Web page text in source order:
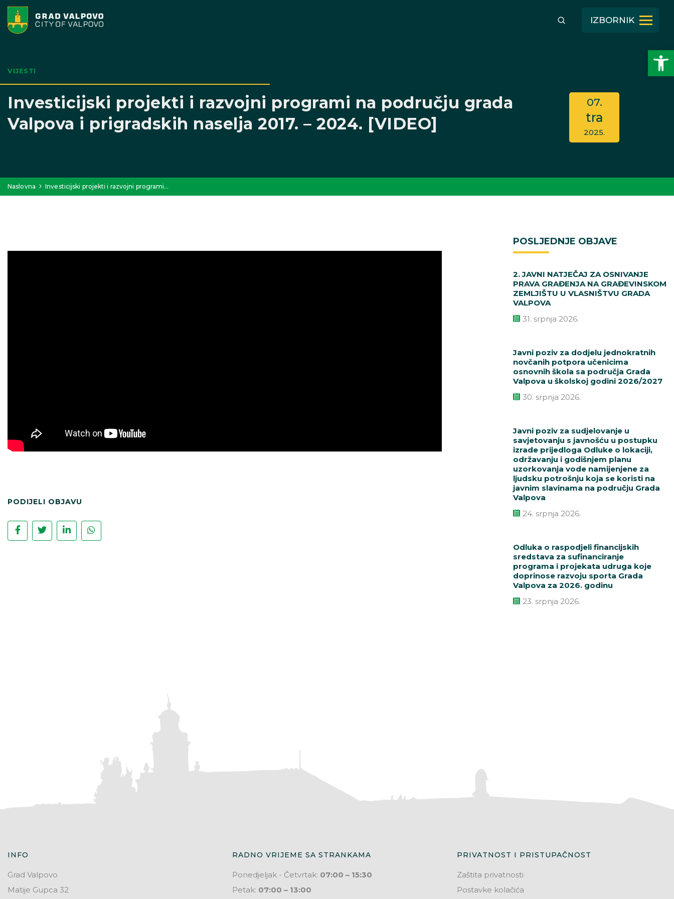
Open toolbar
IZBORNIK
VIJESTI
Investicijski projekti i razvojni programi na području grada
Valpova i prigradskih naselja 2017. – 2024. [VIDEO]
07.
tra
2025.
Naslovna Investicijski projekti i razvojni programi…
PODIJELI OBJAVU
POSLJEDNJE OBJAVE
2. JAVNI NATJEČAJ ZA OSNIVANJE
PRAVA GRAĐENJA NA GRAĐEVINSKOM
ZEMLJIŠTU U VLASNIŠTVU GRADA
VALPOVA
31. srpnja 2026.
Javni poziv za dodjelu jednokratnih
novčanih potpora učenicima
osnovnih škola sa područja Grada
Valpova u školskoj godini 2026/2027
30. srpnja 2026.
Javni poziv za sudjelovanje u
savjetovanju s javnošću u postupku
izrade prijedloga Odluke o lokaciji,
održavanju i godišnjem planu
uzorkovanja vode namijenjene za
ljudsku potrošnju koja se koristi na
javnim slavinama na području Grada
Valpova
24. srpnja 2026.
Odluka o raspodjeli financijskih
sredstava za sufinanciranje
programa i projekata udruga koje
doprinose razvoju sporta Grada
Valpova za 2026. godinu
23. srpnja 2026.
INFO
Grad Valpovo
Matije Gupca 32
RADNO VRIJEME SA STRANKAMA
Ponedjeljak - Četvrtak: 07:00 – 15:30
Petak: 07:00 – 13:00
PRIVATNOST I PRISTUPAČNOST
Zaštita privatnosti
Postavke kolačića